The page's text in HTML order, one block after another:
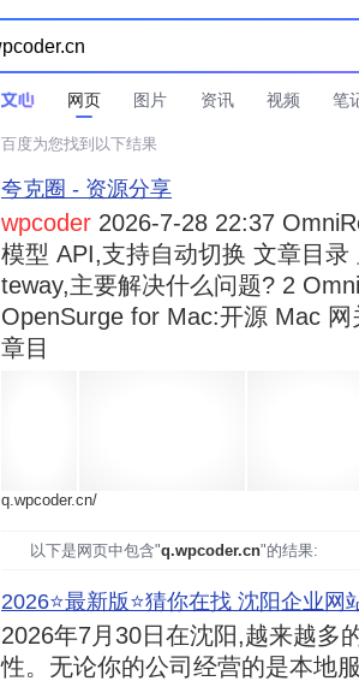
网页 图片 资讯 视频 笔
时间不限  所有网页和文件  站点内检索 
百度为您找到以下结果
夸克圈 - 资源分享
wpcoder 2026-7-28 22:37
模型 API,支持自动切换 文章目
teway,主要解决什么问题? 2
OpenSurge for Mac:开源 Mac
章目
q.wpcoder.cn/
以下是网页中包含"q.wpcoder.cn"的结果:
2026⭐️最新版⭐️猜你在找 沈阳企业网
2026年7月30日在沈阳,越来越多
性。无论你的公司经营的是本地